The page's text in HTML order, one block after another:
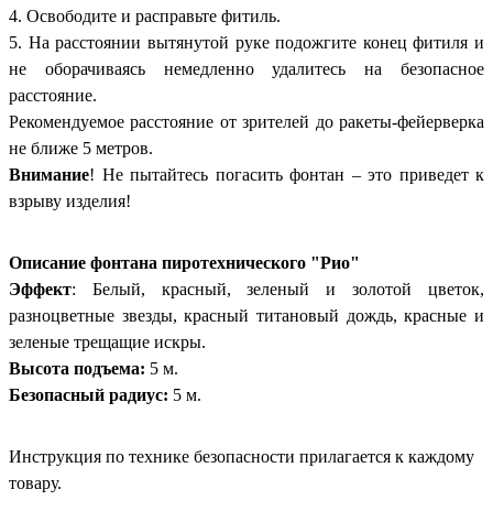
4. Освободите и расправьте фитиль.
5. На расстоянии вытянутой руке подожгите конец фитиля и
не оборачиваясь немедленно удалитесь на безопасное
расстояние.
Рекомендуемое расстояние от зрителей до ракеты-фейерверка
не ближе 5 метров.
Внимание! Не пытайтесь погасить фонтан – это приведет к
взрыву изделия!
Описание фонтана пиротехнического "Рио"
Эффект: Белый, красный, зеленый и золотой цветок,
разноцветные звезды, красный титановый дождь, красные и
зеленые трещащие искры.
Высота подъема: 5 м.
Безопасный радиус: 5 м.
Инструкция по технике безопасности прилагается к каждому
товару.